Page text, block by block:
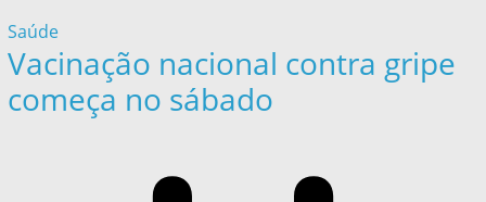
Saúde
Vacinação nacional contra gripe
começa no sábado